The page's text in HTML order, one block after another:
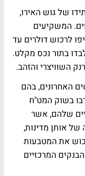
של גוש האירו,
המשקיעים
לרכוש דולרים עד
בתור נכס מקלט.
השוויצרי והזהב.
האחרונים, בהם
בשוק המט"ח
שלהם, אשר
אותן מדינות,
את המטבעות
המרכזיים